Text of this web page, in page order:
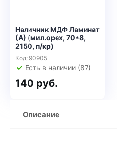
Наличник МДФ Ламинат
(А) (мил.орех, 70*8,
2150, п/кр)
Код: 90905
Есть в наличии (87)
140 руб.
Описание